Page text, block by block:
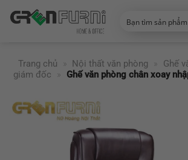
đến
Trang chủ
» Nội thất văn phòng » Ghế
giám đốc
» Ghế văn phòng chân xoay